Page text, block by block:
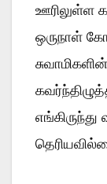
ஊரிலுள்ள
ஒருநாள்